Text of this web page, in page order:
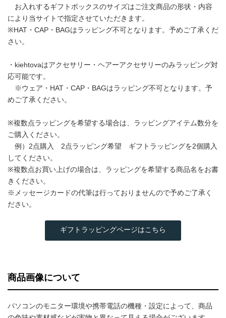
お入れするギフトボックスのサイズはご注文商品の形状・内容
により当サイトで指定させていただきます。
※HAT・CAP・BAGはラッピング不可となります。予めご了承くだ
さい。
・kiehtovaはアクセサリー・ヘアーアクセサリーのみラッピング対
応可能です。
※ウェア・HAT・CAP・BAGはラッピング不可となります。予
めご了承ください。
※複数点ラッピングを希望する場合は、ラッピングアイテム数分を
ご購入ください。
例）2点購入 2点ラッピング希望 ギフトラッピングを2個購入
してください。
※複数点お買い上げの場合は、ラッピングを希望する商品名をお書
きください。
※メッセージカードの代筆は行っておりませんので予めご了承く
ださい。
ギフトラッピングページはこちら
商品画像について
パソコンのモニター環境や携帯電話の機種・設定によって、商品